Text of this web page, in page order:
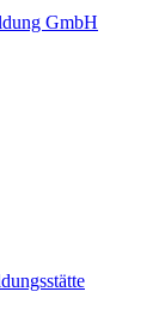
GmbH